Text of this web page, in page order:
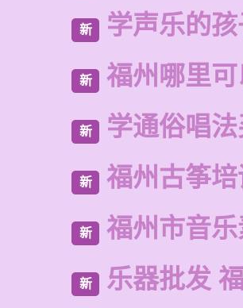
新 学声乐的
新 福州哪里
新 学通俗唱
新 福州古筝
新 福州市音
新 乐器批发